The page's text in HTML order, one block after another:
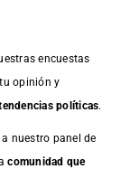
encuestas
opinión y
políticas.
nuestro panel de
comunidad que